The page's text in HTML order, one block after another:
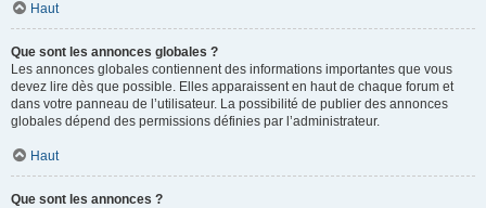
Haut
Que sont les annonces globales ?
Les annonces globales contiennent des informations importantes que vous
devez lire dès que possible. Elles apparaissent en haut de chaque forum et
dans votre panneau de l’utilisateur. La possibilité de publier des annonces
globales dépend des permissions définies par l’administrateur.
Haut
Que sont les annonces ?